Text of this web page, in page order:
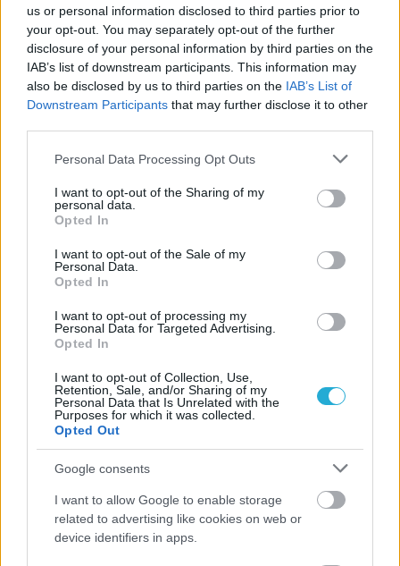
us or personal information disclosed to third parties prior to
your opt-out. You may separately opt-out of the further
disclosure of your personal information by third parties on the
IAB’s list of downstream participants. This information may
also be disclosed by us to third parties on the IAB’s List of
Downstream Participants that may further disclose it to other
Please note that this website/app uses one or more Google
not limited to your visit or usage behaviour. You may click to
grant or deny consent to Google and its third-party tags to
use your data for below specified purposes in below Google
consent section.
Personal Data Processing Opt Outs
I want to opt-out of the Sharing of my
personal data.
Opted In
I want to opt-out of the Sale of my
Personal Data.
Opted In
I want to opt-out of processing my
Personal Data for Targeted Advertising.
Opted In
I want to opt-out of Collection, Use,
Retention, Sale, and/or Sharing of my
Personal Data that Is Unrelated with the
Purposes for which it was collected.
Opted Out
Google consents
I want to allow Google to enable storage
related to advertising like cookies on web or
device identifiers in apps.
06/08/2026
Έτοιμη για… υψηλές πτήσεις η Μπενφίκα του Ψάρρα
με τον «Ιπτάμενο Ολλανδό» Βίλτενμπουργκ
Ουρμπίνο
ΓΝΩΜΕΣ
Από την Περούτζια του 2000
στο σήμερα: Tο τρίτο
ευρωπαϊκό ραντεβού του
ιστορία
ΗΛΙΑΣ ΠΑΠΑΪΩΑΝΝΟΥ
08/03/2026